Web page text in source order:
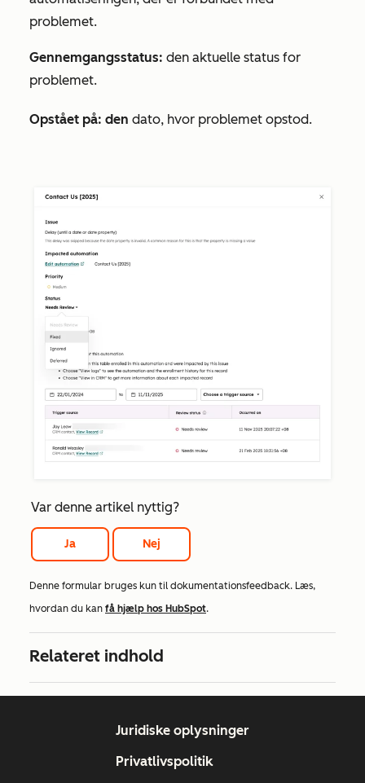
problemet.
Gennemgangsstatus: den aktuelle status for
problemet.
Opstået på: den dato, hvor problemet opstod.
Var denne artikel nyttig?
Ja Nej
Denne formular bruges kun til dokumentationsfeedback. Læs,
hvordan du kan få hjælp hos HubSpot.
Relateret indhold
Juridiske oplysninger
Privatlivspolitik